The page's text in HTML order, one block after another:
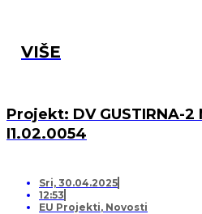
VIŠE
Projekt: DV GUSTIRNA-2
I1.02.0054
Sri, 30.04.2025
12:53
EU Projekti, Novosti